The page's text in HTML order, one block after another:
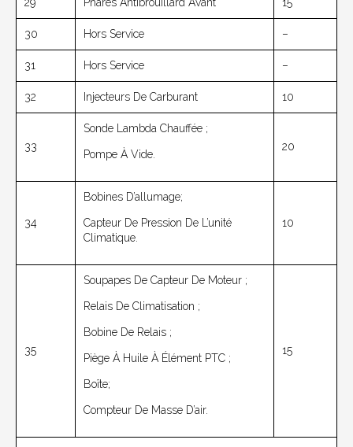
30 Hors Service –
31 Hors Service –
32 Injecteurs De Carburant 10
33
Sonde Lambda Chauffée ;
Pompe À Vide.
20
34
Bobines D’allumage;
Capteur De Pression De L’unité
Climatique.
10
35
Soupapes De Capteur De Moteur ;
Relais De Climatisation ;
Bobine De Relais ;
Piège À Huile À Élément PTC ;
Boîte;
Compteur De Masse D’air.
15